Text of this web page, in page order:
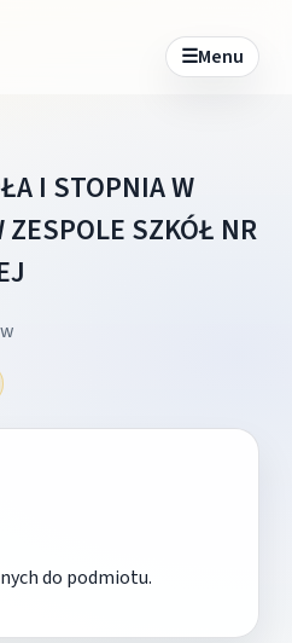
☰Menu
I STOPNIA W
SZKÓŁ NR
do podmiotu.